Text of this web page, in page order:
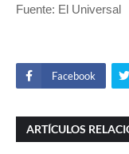
Fuente: El Universal
Facebook
ARTÍCULOS